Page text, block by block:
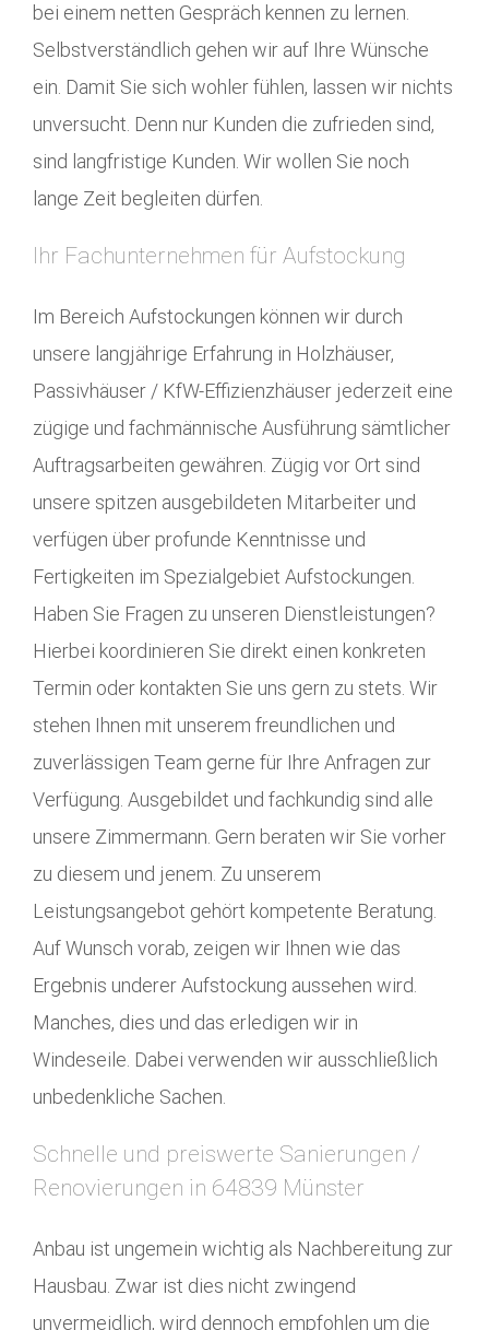
bei einem netten Gespräch kennen zu lernen.
Selbstverständlich gehen wir auf Ihre Wünsche
ein. Damit Sie sich wohler fühlen, lassen wir nichts
unversucht. Denn nur Kunden die zufrieden sind,
sind langfristige Kunden. Wir wollen Sie noch
lange Zeit begleiten dürfen.
Ihr Fachunternehmen für Aufstockung
Im Bereich Aufstockungen können wir durch
unsere langjährige Erfahrung in Holzhäuser,
Passivhäuser / KfW-Effizienzhäuser jederzeit eine
zügige und fachmännische Ausführung sämtlicher
Auftragsarbeiten gewähren. Zügig vor Ort sind
unsere spitzen ausgebildeten Mitarbeiter und
verfügen über profunde Kenntnisse und
Fertigkeiten im Spezialgebiet Aufstockungen.
Haben Sie Fragen zu unseren Dienstleistungen?
Hierbei koordinieren Sie direkt einen konkreten
Termin oder kontakten Sie uns gern zu stets. Wir
stehen Ihnen mit unserem freundlichen und
zuverlässigen Team gerne für Ihre Anfragen zur
Verfügung. Ausgebildet und fachkundig sind alle
unsere Zimmermann. Gern beraten wir Sie vorher
zu diesem und jenem. Zu unserem
Leistungsangebot gehört kompetente Beratung.
Auf Wunsch vorab, zeigen wir Ihnen wie das
Ergebnis underer Aufstockung aussehen wird.
Manches, dies und das erledigen wir in
Windeseile. Dabei verwenden wir ausschließlich
unbedenkliche Sachen.
Schnelle und preiswerte Sanierungen /
Renovierungen in 64839 Münster
Anbau ist ungemein wichtig als Nachbereitung zur
Hausbau. Zwar ist dies nicht zwingend
unvermeidlich, wird dennoch empfohlen um die